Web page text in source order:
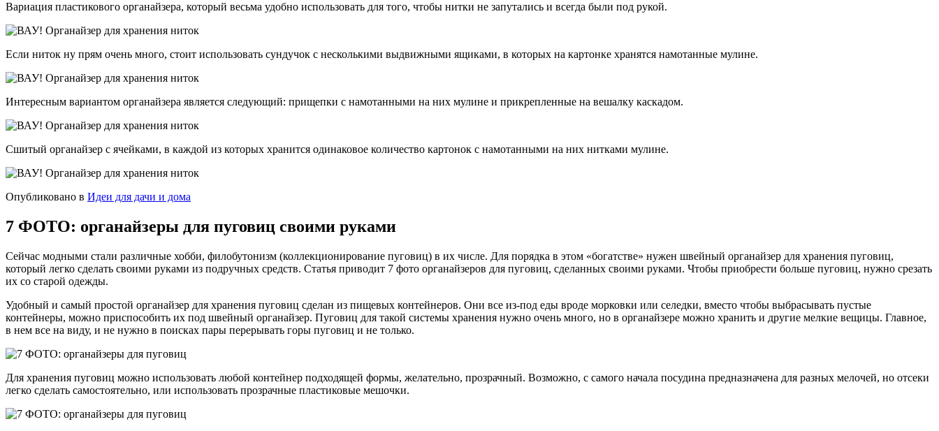
Вариация пластикового органайзера, который весьма удобно использовать для того, чтобы нитки не запутались и всегда были под рукой.
Если ниток ну прям очень много, стоит использовать сундучок с несколькими выдвижными ящиками, в которых на картонке хранятся намотанные мулине.
Интересным вариантом органайзера является следующий: прищепки с намотанными на них мулине и прикрепленные на вешалку каскадом.
Сшитый органайзер с ячейками, в каждой из которых хранится одинаковое количество картонок с намотанными на них нитками мулине.
Опубликовано в Идеи для дачи и дома
7 ФОТО: органайзеры для пуговиц своими руками
Сейчас модными стали различные хобби, филобутонизм (коллекционирование пуговиц) в их числе. Для порядка в этом «богатстве» нужен швейный органайзер для хранения пуговиц,
который легко сделать своими руками из подручных средств. Статья приводит 7 фото органайзеров для пуговиц, сделанных своими руками. Чтобы приобрести больше пуговиц, нужно срезать
их со старой одежды.
Удобный и самый простой органайзер для хранения пуговиц сделан из пищевых контейнеров. Они все из-под еды вроде морковки или селедки, вместо чтобы выбрасывать пустые
контейнеры, можно приспособить их под швейный органайзер. Пуговиц для такой системы хранения нужно очень много, но в органайзере можно хранить и другие мелкие вещицы. Главное,
в нем все на виду, и не нужно в поисках пары перерывать горы пуговиц и не только.
Для хранения пуговиц можно использовать любой контейнер подходящей формы, желательно, прозрачный. Возможно, с самого начала посудина предназначена для разных мелочей, но отсеки
легко сделать самостоятельно, или использовать прозрачные пластиковые мешочки.